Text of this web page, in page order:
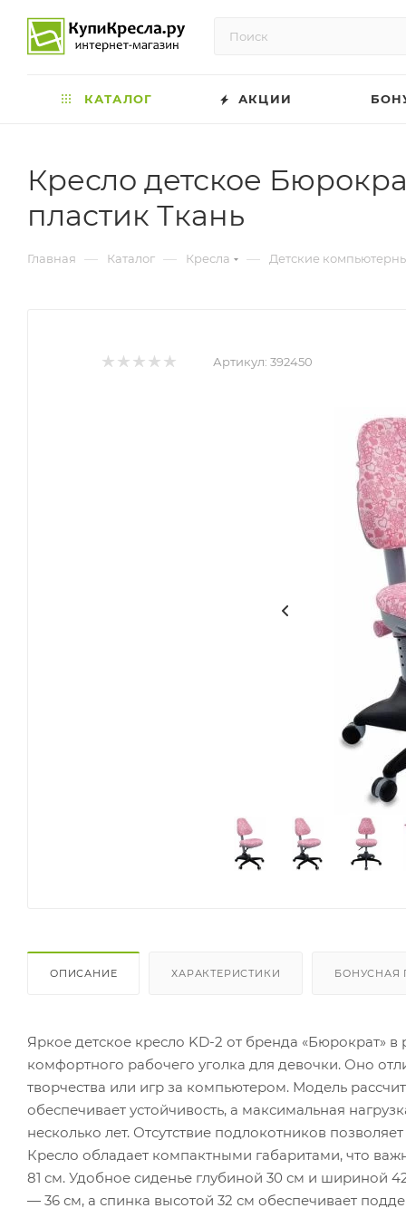
КАТАЛОГ АКЦИИ
Кресло детское
пластик Ткань
Главная — Каталог — Кресла — Детские
Артикул: 392450
ОПИСАНИЕ ХАРАКТЕРИСТИКИ БОНУСНАЯ
Яркое детское кресло KD-2 от бренда «Бюрократ»
комфортного рабочего уголка для девочки. Оно
творчества или игр за компьютером. Модель
обеспечивает устойчивость, а максимальная
несколько лет. Отсутствие подлокотников
Кресло обладает компактными габаритами, что
81 см. Удобное сиденье глубиной 30 см и шириной
— 36 см, а спинка высотой 32 см обеспечивает